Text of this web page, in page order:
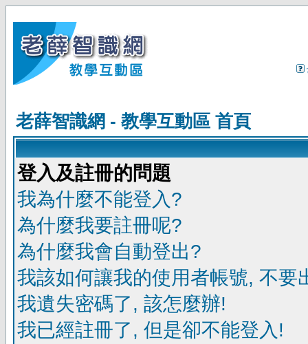
老薛智識網 - 教學互動區 首頁
登入及註冊的問題
我為什麼不能登入?
為什麼我要註冊呢?
為什麼我會自動登出?
我該如何讓我的使用者帳號, 不要
我遺失密碼了, 該怎麼辦!
我已經註冊了, 但是卻不能登入!